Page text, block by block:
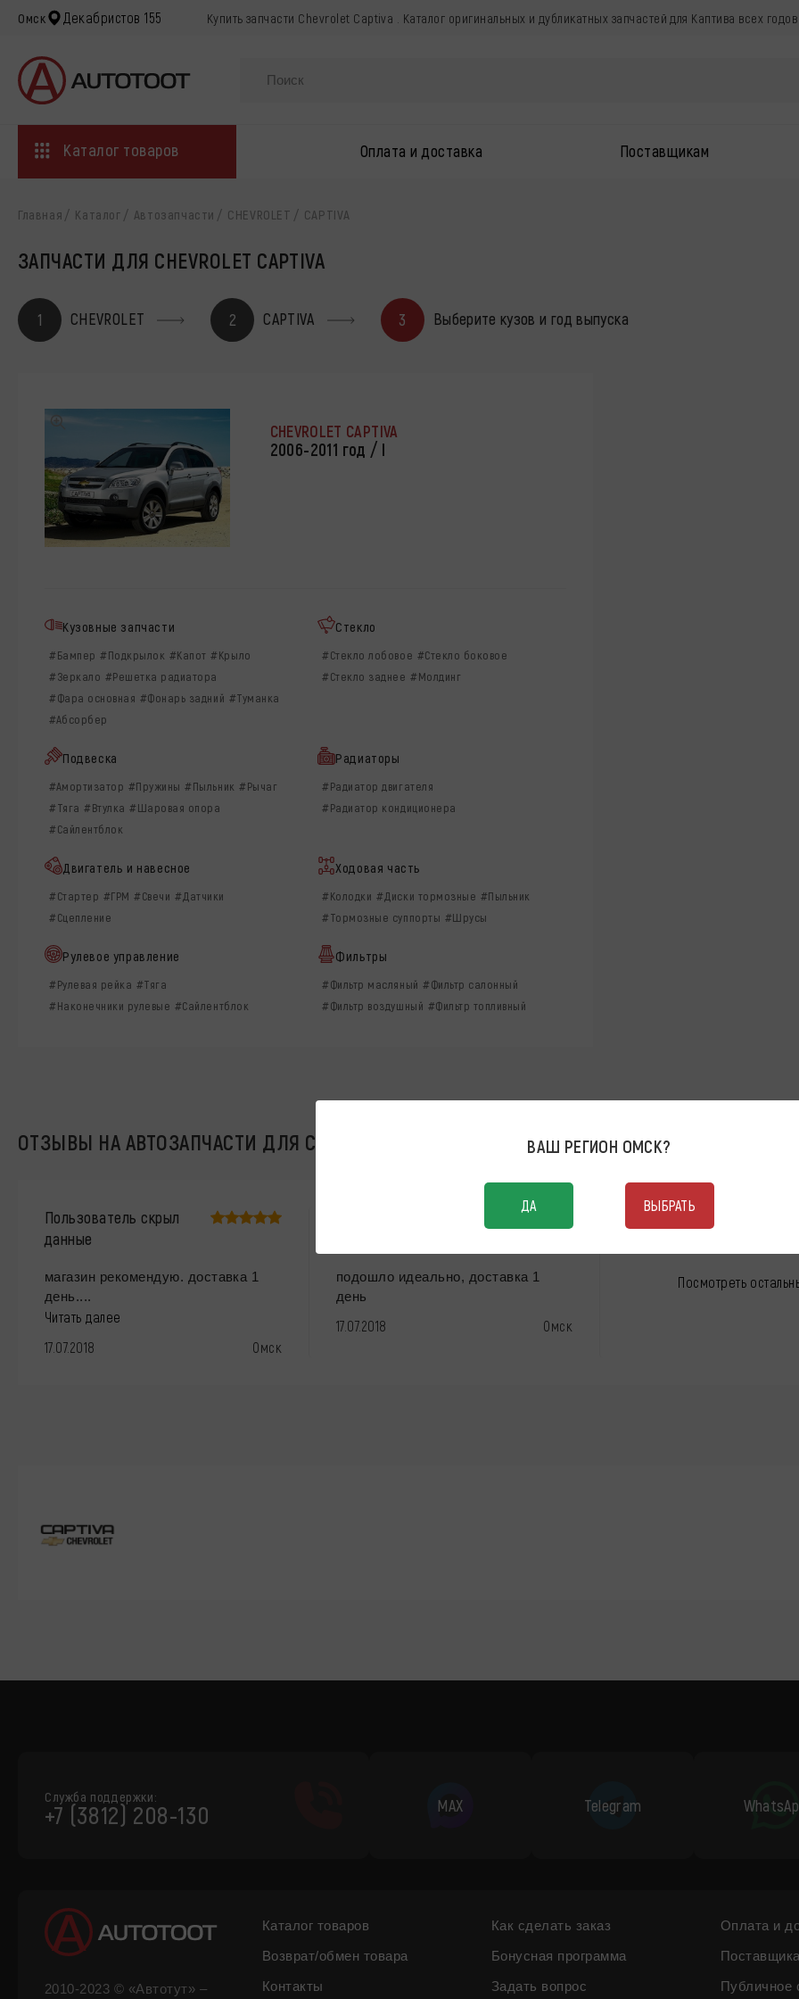
Омск Декабристов 155 Купить запчасти Chevrolet Captiva . Каталог оригинальных и дубликатных запчастей для Каптива всех
Каталог товаров Оплата и доставка Поставщикам
Главная Каталог Автозапчасти CHEVROLET CAPTIVA
ЗАПЧАСТИ ДЛЯ CHEVROLET CAPTIVA
1 CHEVROLET 2 CAPTIVA 3 Выберите кузов и год выпуска
CHEVROLET CAPTIVA
2006-2011 год / I
Кузовные запчасти
#Бампер #Подкрылок #Капот #Крыло
#Зеркало #Решетка радиатора
#Фара основная #Фонарь задний #Туманка
#Абсорбер
Стекло
#Стекло лобовое #Стекло боковое
#Стекло заднее #Молдинг
Подвеска
#Амортизатор #Пружины #Пыльник #Рычаг
#Тяга #Втулка #Шаровая опора
#Сайлентблок
Радиаторы
#Радиатор двигателя
#Радиатор кондиционера
Двигатель и навесное
#Стартер #ГРМ #Свечи #Датчики
#Сцепление
Ходовая часть
#Колодки #Диски тормозные #Пыльник
#Тормозные суппорты #Шрусы
Рулевое управление
#Рулевая рейка #Тяга
#Наконечники рулевые #Сайлентблок
Фильтры
#Фильтр масляный #Фильтр салонный
#Фильтр воздушный #Фильтр топливный
ОТЗЫВЫ НА АВТОЗАПЧАСТИ ДЛЯ CHEVROLET CAPTIVA
Пользователь скрыл
данные
магазин рекомендую. доставка 1
день....
Читать далее
17.07.2018
Омск
подошло идеально, доставка 1
день
17.07.2018 Омск
Посмотреть
Служба поддержки:
+7 (3812) 208-130 MAX Telegram
2010-2023 © «Автотут» –
Каталог товаров Как сделать заказ
Оплата и
Возврат/обмен товара
Бонусная программа
Контакты
Задать вопрос Публичное
ВАШ РЕГИОН ОМСК?
ДА ВЫБРАТЬ